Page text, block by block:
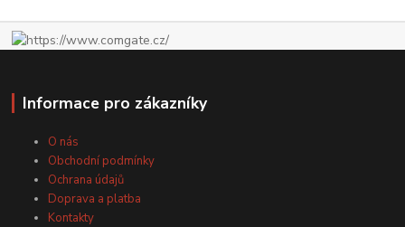
Informace pro zákazníky
O nás
Obchodní podmínky
Ochrana údajů
Doprava a platba
Kontakty